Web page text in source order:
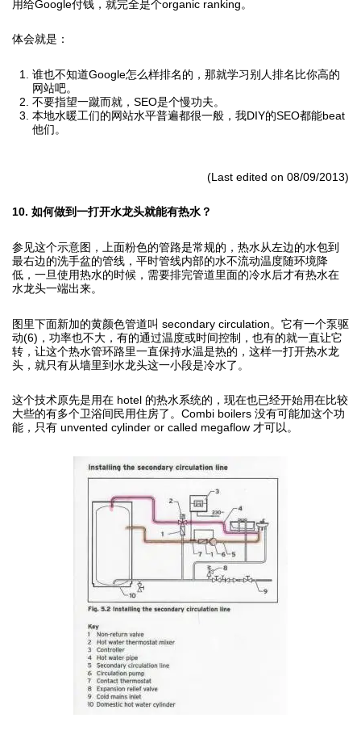
用给Google付钱，就完全是个organic ranking。
体会就是：
谁也不知道Google怎么样排名的，那就学习别人排名比你高的
网站吧。
不要指望一蹴而就，SEO是个慢功夫。
本地水暖工们的网站水平普遍都很一般，我DIY的SEO都能beat
他们。
(Last edited on 08/09/2013)
10. 如何做到一打开水龙头就能有热水？
参见这个示意图，上面粉色的管路是常规的，热水从左边的水包到
最右边的洗手盆的管线，平时管线内部的水不流动温度随环境降
低，一旦使用热水的时候，需要排完管道里面的冷水后才有热水在
水龙头一端出来。
图里下面新加的黄颜色管道叫 secondary circulation。它有一个泵驱
动(6)，功率也不大，有的通过温度或时间控制，也有的就一直让它
转，让这个热水管环路里一直保持水温是热的，这样一打开热水龙
头，就只有从墙里到水龙头这一小段是冷水了。
这个技术原先是用在 hotel 的热水系统的，现在也已经开始用在比较
大些的有多个卫浴间民用住房了。Combi boilers 没有可能加这个功
能，只有 unvented cylinder or called megaflow 才可以。